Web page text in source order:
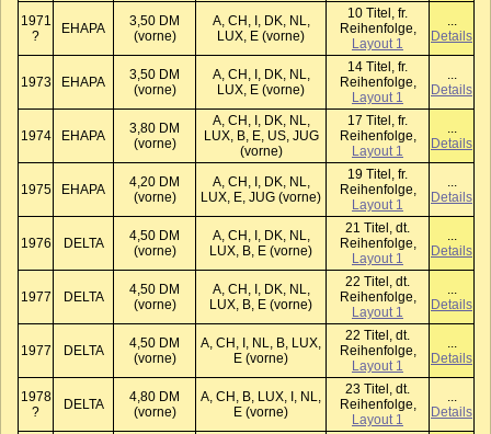
1971
?
EHAPA
3,50 DM
(vorne)
A, CH, I, DK, NL,
LUX, E (vorne)
10 Titel, fr.
Reihenfolge,
Layout 1
...
Details
1973 EHAPA
3,50 DM
(vorne)
A, CH, I, DK, NL,
LUX, E (vorne)
14 Titel, fr.
Reihenfolge,
Layout 1
...
Details
1974 EHAPA
3,80 DM
(vorne)
A, CH, I, DK, NL,
LUX, B, E, US, JUG
(vorne)
17 Titel, fr.
Reihenfolge,
Layout 1
...
Details
1975 EHAPA
4,20 DM
(vorne)
A, CH, I, DK, NL,
LUX, E, JUG (vorne)
19 Titel, fr.
Reihenfolge,
Layout 1
...
Details
1976 DELTA
4,50 DM
(vorne)
A, CH, I, DK, NL,
LUX, B, E (vorne)
21 Titel, dt.
Reihenfolge,
Layout 1
...
Details
1977 DELTA
4,50 DM
(vorne)
A, CH, I, DK, NL,
LUX, B, E (vorne)
22 Titel, dt.
Reihenfolge,
Layout 1
...
Details
1977 DELTA
4,50 DM
(vorne)
A, CH, I, NL, B, LUX,
E (vorne)
22 Titel, dt.
Reihenfolge,
Layout 1
...
Details
1978
?
DELTA
4,80 DM
(vorne)
A, CH, B, LUX, I, NL,
E (vorne)
23 Titel, dt.
Reihenfolge,
Layout 1
...
Details